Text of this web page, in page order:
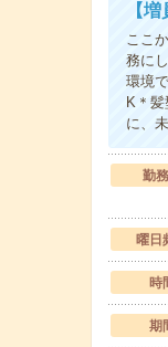
【
ここ
務に
環境
K＊
に、
勤
曜日
時
期